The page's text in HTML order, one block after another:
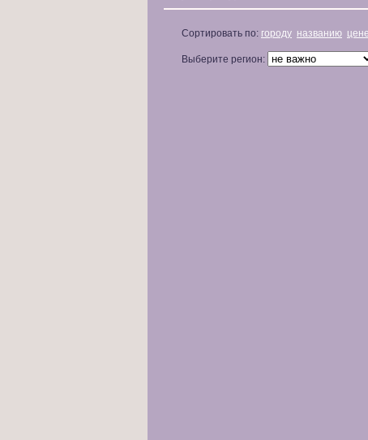
Сортировать по: городу названию цене
Выберите регион: